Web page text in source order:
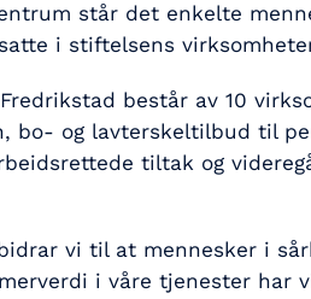
står det enkelte
i stiftelsens
består av 10
bo- og lavterskeltilbud til
tiltak og
vi til at mennesker i
i våre tjenester har